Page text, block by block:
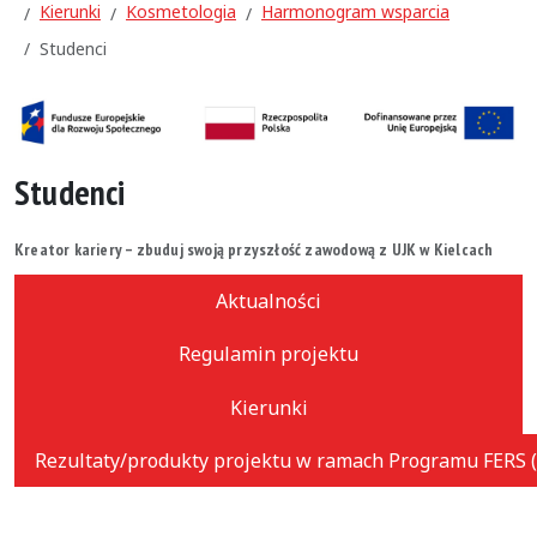
Kierunki
Kosmetologia
Harmonogram wsparcia
Studenci
Studenci
Kreator kariery – zbuduj swoją przyszłość zawodową z UJK w Kielcach
Aktualności
Regulamin projektu
Kierunki
Rezultaty/produkty projektu w ramach Programu